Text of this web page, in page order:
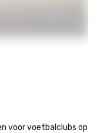
voor voetbalclubs op